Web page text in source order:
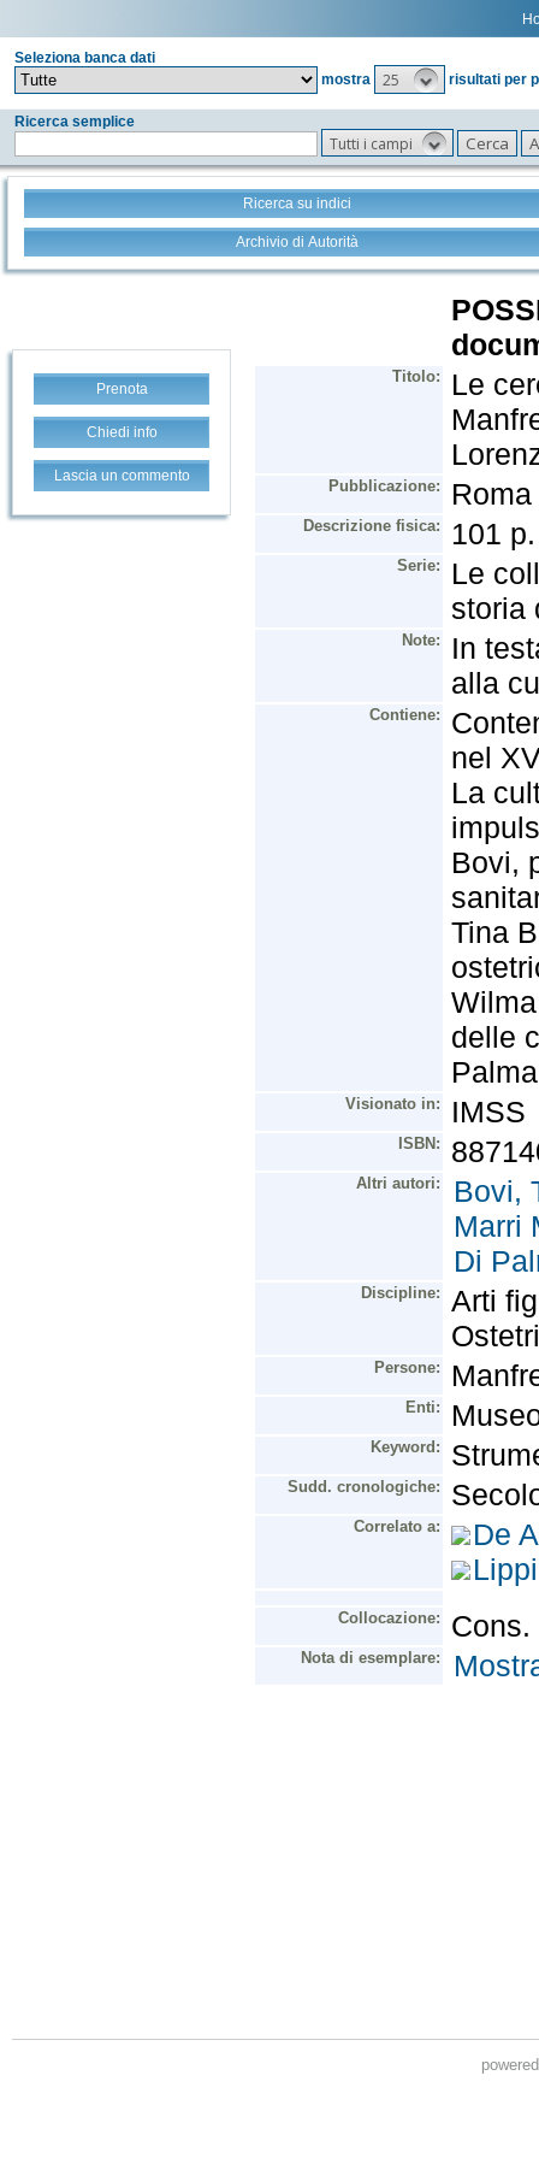
Seleziona banca dati
mostra
25 risultati per
Ricerca semplice
Tutti i campi
Ricerca su indici
Archivio di Autorità
Prenota
Chiedi info
Lascia un commento